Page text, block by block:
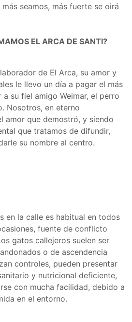
seamos, más fuerte se oirá
EL ARCA DE SANTI?
de El Arca, su amor y
le llevo un día a pagar el más
su fiel amigo Weimar, el perro
Nosotros, en eterno
amor que demostró, y siendo
que tratamos de difundir,
su nombre al centro.
en la calle es habitual en todos
fuente de conflicto
gatos callejeros suelen ser
o de ascendencia
controles, pueden presentar
y nutricional deficiente,
con mucha facilidad, debido a
en el entorno.